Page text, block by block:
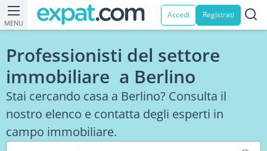
MENU
Accedi Registrati
Professionisti del settore
immobiliare a Berlino
Stai cercando casa a Berlino? Consulta il
nostro elenco e contatta degli esperti in
campo immobiliare.